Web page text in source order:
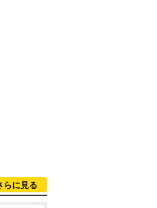
らに見る